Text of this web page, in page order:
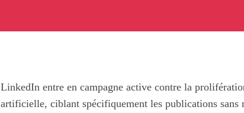
LinkedIn entre en campagne active contre la
artificielle, ciblant spécifiquement les publications sans